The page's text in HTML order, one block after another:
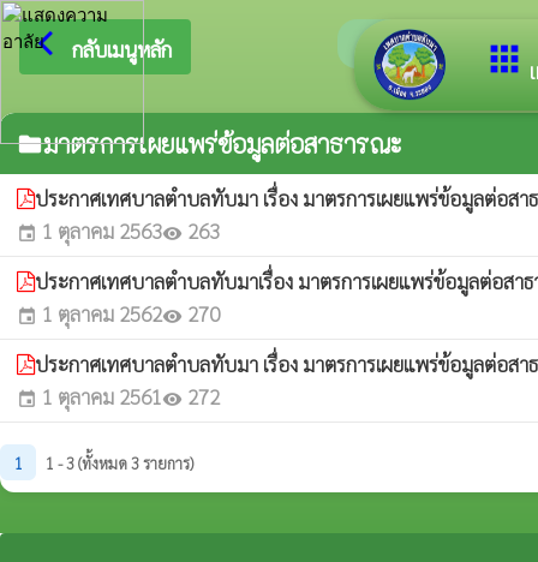
apps
arrow_back_ios กลับเมนูหลัก ยินดีต้อ
folderมาตรการเผยแพร่ข้อมูลต่อสาธารณะ
ประกาศเทศบาลตำบลทับมา เรื่อง มาตรการเผยแพร่ข้อมูลต่อ
event 1 ตุลาคม 2563visibility 263
ประกาศเทศบาลตำบลทับมาเรื่อง มาตรการเผยแพร่ข้อมูลต่อสา
event 1 ตุลาคม 2562visibility 270
ประกาศเทศบาลตำบลทับมา เรื่อง มาตรการเผยแพร่ข้อมูลต่อส
event 1 ตุลาคม 2561visibility 272
1 1 - 3 (ทั้งหมด 3 รายการ)